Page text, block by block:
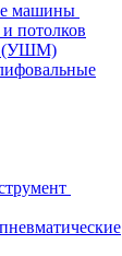
машины
потолков
(УШМ)